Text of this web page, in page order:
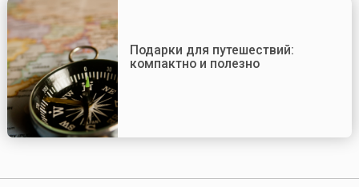
Подарки для путешествий:
компактно и полезно